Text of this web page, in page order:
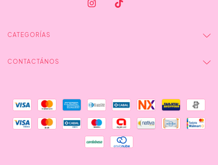
CATEGORÍAS
CONTACTÁNOS